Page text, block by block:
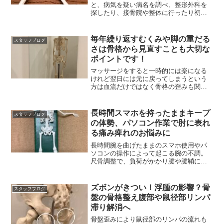
と、病気を疑い病名を調べ、整形外科を
探したり、接骨院や整体に行ったり初め
スタッフブログ
毎年繰り返すむくみや脚の重だる
さは骨格から見直すことも大切な
ポイントです！
マッサージをすると一時的には楽になる
けれど翌日には元に戻ってしまうという
方は血流だけではなく骨格の歪みも関係
スタッフブログ
長時間スマホを持ったままキープ
の体勢、パソコン作業で肘に表れ
る痛み痺れのお悩みに
長時間腕を曲げたままのスマホ使用やパ
ソコンの操作によって起こる腕の不調。
尺骨調整で、負荷がかかり腱や腱鞘に表
スタッフブログ
ズボンがきつい！浮腫の影響？骨
盤の骨格整え腹部や鼠径部リンパ
滞り解消へ
骨盤歪みにより鼠径部のリンパの流れも